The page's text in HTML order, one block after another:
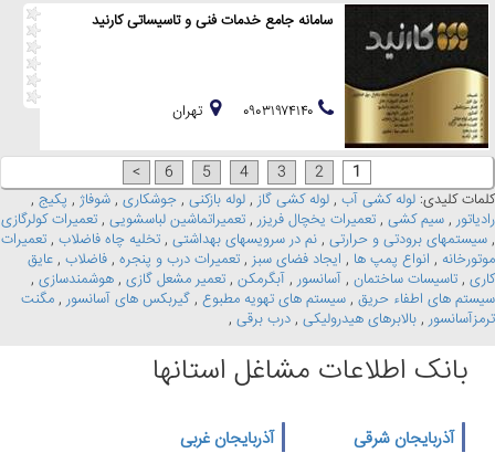
سامانه جامع خدمات فنی و تاسیساتی کارنید
تهران
1
2
3
4
5
6
>
کلمات کلیدی: لوله کشی آب , لوله کشی گاز , لوله بازکنی , جوشکاری , شوفاژ , پکیج ,
رادیاتور , سیم کشی , تعمیرات یخچال فریزر , تعمیراتماشین لباسشویی , تعمیرات کولرگازی
, سیستمهای برودتی و حرارتی , نم در سرویسهای بهداشتی , تخلیه چاه فاضلاب , تعمیرات
موتورخانه , انواع پمپ ها , ایجاد فضای سبز , تعمیرات درب و پنجره , فاضلاب , عایق
کاری , تاسیسات ساختمان , آسانسور , آبگرمکن , تعمیر مشعل گازی , هوشمندسازی ,
سیستم های اطفاء حریق , سیستم های تهویه مطبوع , گیربکس های آسانسور , مگنت
ترمزآسانسور , بالابرهای هیدرولیکی , درب برقی ,
بانک اطلاعات مشاغل استانها
آذربایجان شرقی
آذربایجان غربی